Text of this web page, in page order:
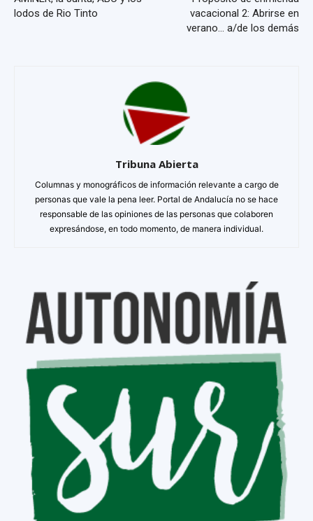
lodos de Rio Tinto
vacacional 2: Abrirse en
verano… a/de los demás
Tribuna Abierta
Columnas y monográficos de información relevante a cargo de
personas que vale la pena leer. Portal de Andalucía no se hace
responsable de las opiniones de las personas que colaboren
expresándose, en todo momento, de manera individual.